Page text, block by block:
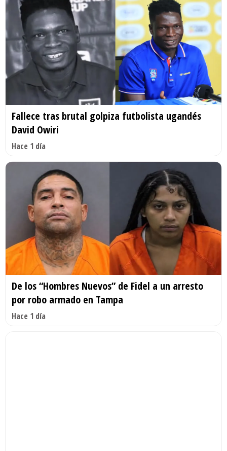
Fallece tras brutal golpiza futbolista ugandés
David Owiri
Hace 1 día
De los “Hombres Nuevos” de Fidel a un arresto
por robo armado en Tampa
Hace 1 día